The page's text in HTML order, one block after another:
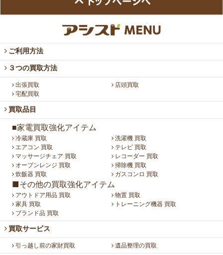
ご利用方法
３つの買取方法
出張買取
店頭買取
宅配買取
買取品目
■家電買取強化アイテム
冷蔵庫 買取
洗濯機 買取
エアコン 買取
テレビ 買取
マッサージチェア 買取
レコーダー 買取
オーブンレンジ 買取
掃除機 買取
炊飯器 買取
ガスコンロ 買取
■その他の買取強化アイテム
アウトドア用品 買取
物置 買取
家具 買取
トレーニング機器 買取
ブランド品 買取
買取サービス
引っ越し前の家財買取 遺品整理の買取